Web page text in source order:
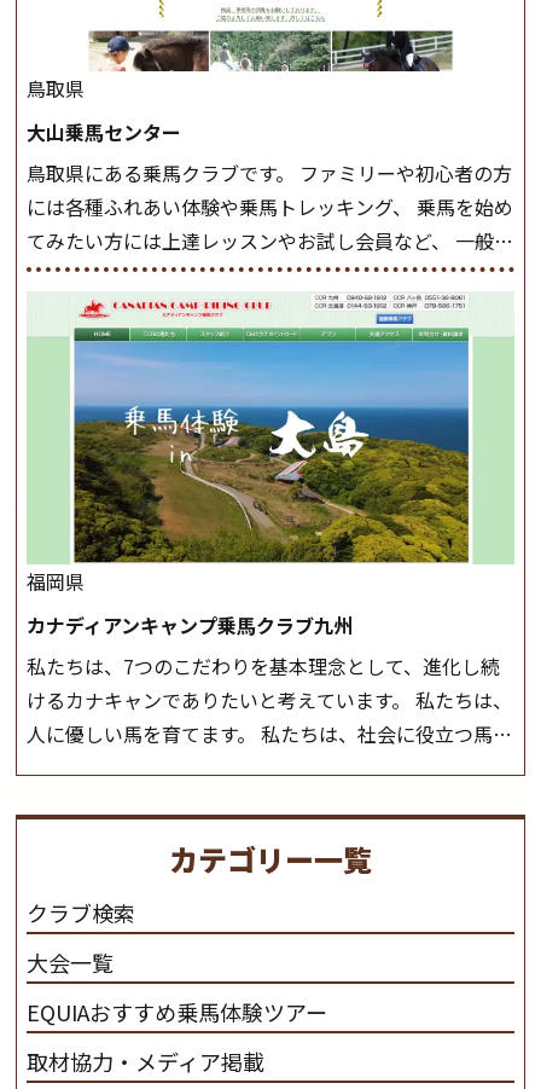
駈歩(かけあし)練習に入ります。 ホップクラス スタート
クラスで常歩(なみあし)や 速歩、駈歩の初歩をマスター
したら、 次は部班にて駈歩を含めた誘導練習を行いま
しょう。 ステップクラス ホップクラスまでに練習した
まとめをします。 三種歩法をマスターし、ワンランク上
の扶助操作や誘導方法を身につけましょう。 注意事項
◆馬場使用状況により、使用する馬場はこちらで決定い
たしますのでご了承ください ◆基本は雨天決行です
が、落雷・強風等のより、安全上急遽中止させていただ
く場合がございます。 ◆三木ホースランドパークの協議
会や講習会等により、一部レッスンが中止になる場合が
ございます。 その際、ご予約いただいている皆様には事
前にご連絡いたします。MIKIホーストレックのツアー
はこちら
鳥取県
大山乗馬センター
鳥取県にある乗馬クラブです。 ファミリーや初心者の方
には各種ふれあい体験や乗馬トレッキング、 乗馬を始め
てみたい方には上達レッスンやお試し会員など、 一般の
方に幅広くお楽しみいただける施設を目指しています。
また、お手軽（低価格）に会員になったり自分の馬を持
つことのできる乗馬クラブでもあり、 健康や趣味、スポ
ーツ競技として、老若男女様々な方が、日々乗馬をお楽
しみいただいています。 なお、ゴールデンウィークと夏
休み期間中は無休で営業していますので、ぜひご家族で
お越しください！大山乗馬センターの紹介記事はこち
福岡県
カナディアンキャンプ乗馬クラブ九州
私たちは、7つのこだわりを基本理念として、進化し続
けるカナキャンでありたいと考えています。 私たちは、
人に優しい馬を育てます。 私たちは、社会に役立つ馬を
生産します。 私たちは、馬や人々に癒しとなる環境を守
さと魅力を追求します。 私たちは、馬の品種と血統にこ
だわります。 私たちは、乗用馬の質の向上を目指し、生
産･育成･調教を一貫して行います。カナディアンキャ
ンプ乗馬クラブ九州のツアー情報はこちら
カテゴリー一覧
クラブ検索
大会一覧
EQUIAおすすめ乗馬体験ツアー
取材協力・メディア掲載